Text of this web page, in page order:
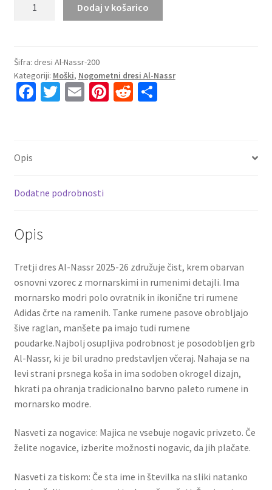
dresi
Al-
Nassr
z
količina
Dodaj v košarico
Šifra: dresi Al-Nassr-200
Kategoriji: Moški, Nogometni dresi Al-Nassr
Fa
k
T E Pi R S
Opis
Dodatne podrobnosti
Opis
Tretji dres Al-Nassr 2025-26 združuje čist, krem ​​obarvan
osnovni vzorec z mornarskimi in rumenimi detajli. Ima
mornarsko modri polo ovratnik in ikonične tri rumene
Adidas črte na ramenih. Tanke rumene pasove obrobljajo
šive raglan, manšete pa imajo tudi rumene
poudarke.Najbolj osupljiva podrobnost je posodobljen grb
Al-Nassr, ki je bil uradno predstavljen včeraj. Nahaja se na
levi strani prsnega koša in ima sodoben okrogel dizajn,
hkrati pa ohranja tradicionalno barvno paleto rumene in
mornarsko modre.
Nasveti za nogavice: Majica ne vsebuje nogavic privzeto. Če
želite nogavice, izberite možnosti nogavic, da jih plačate.
Nasveti za tiskom: Če sta ime in številka na sliki natanko